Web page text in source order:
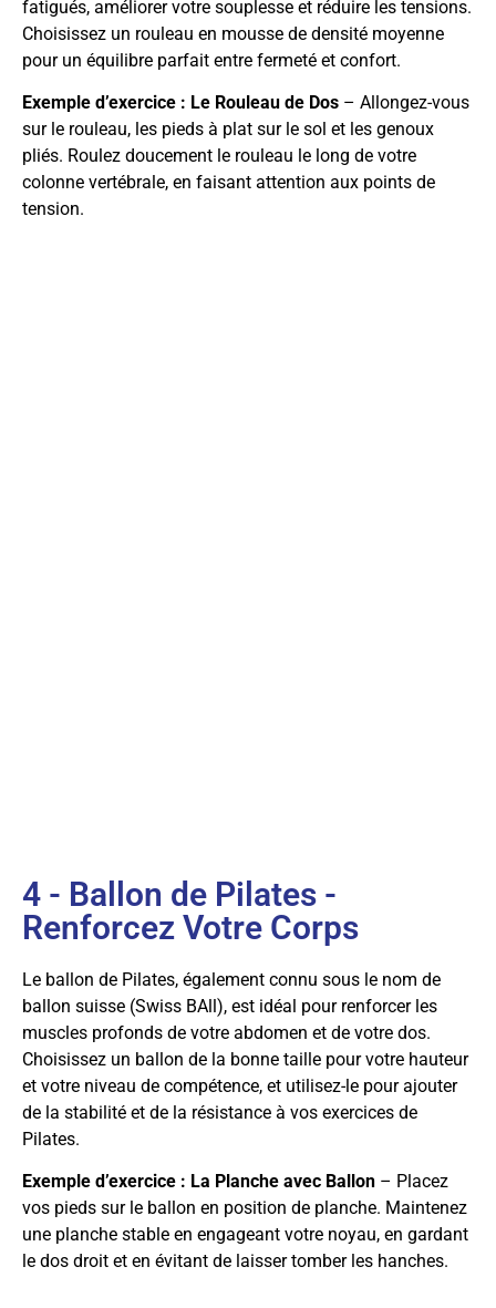
fatigués, améliorer votre souplesse et réduire les tensions.
Choisissez un rouleau en mousse de densité moyenne
pour un équilibre parfait entre fermeté et confort.
Exemple d’exercice : Le Rouleau de Dos – Allongez-vous
sur le rouleau, les pieds à plat sur le sol et les genoux
pliés. Roulez doucement le rouleau le long de votre
colonne vertébrale, en faisant attention aux points de
tension.
4 - Ballon de Pilates -
Renforcez Votre Corps
Le ballon de Pilates, également connu sous le nom de
ballon suisse (Swiss BAll), est idéal pour renforcer les
muscles profonds de votre abdomen et de votre dos.
Choisissez un ballon de la bonne taille pour votre hauteur
et votre niveau de compétence, et utilisez-le pour ajouter
de la stabilité et de la résistance à vos exercices de
Pilates.
Exemple d’exercice : La Planche avec Ballon – Placez
vos pieds sur le ballon en position de planche. Maintenez
une planche stable en engageant votre noyau, en gardant
le dos droit et en évitant de laisser tomber les hanches.